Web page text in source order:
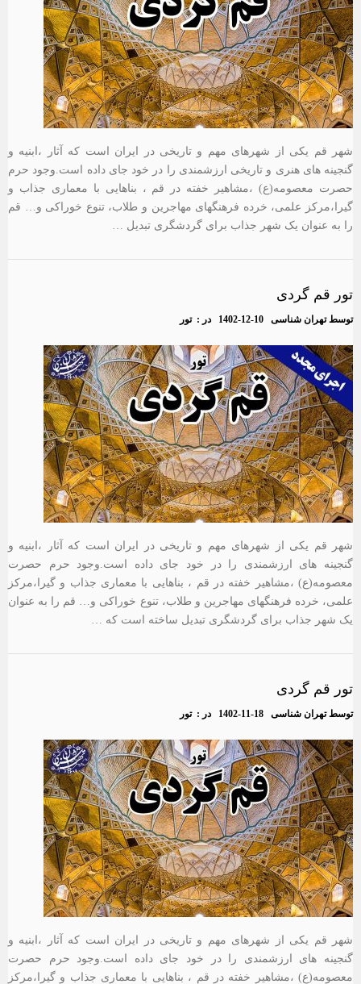
شهر قم یکی از شهرهای مهم و تاریخی در ایران است که آثار ،ابنیه و
گنجینه های هنری و تاریخی ارزشمندی را در خود جای داده است.وجود حرم
حصرت معصومه(ع) ،مشاهیر خفته در قم ، بناهایی با معماری جذاب و
گیرا،مرکز علمی، خرده فرهنگهای مهاجرین و طلاب، تنوع خوراکی و… قم
را به عنوان یک شهر جذاب برای گردشگری تبدیل …
تور قم گردی
توسطتهران شناسی 1402-12-10 در :تور
شهر قم یکی از شهرهای مهم و تاریخی در ایران است که آثار ،ابنیه و
گنجینه های ارزشمندی را در خود جای داده است.وجود حرم حصرت
معصومه(ع) ،مشاهیر خفته در قم ، بناهایی با معماری جذاب و گیرا،مرکز
علمی، خرده فرهنگهای مهاجرین و طلاب، تنوع خوراکی و… قم را به عنوان
یک شهر جذاب برای گردشگری تبدیل ساخته است که …
تور قم گردی
توسطتهران شناسی 1402-11-18 در :تور
شهر قم یکی از شهرهای مهم و تاریخی در ایران است که آثار ،ابنیه و
گنجینه های ارزشمندی را در خود جای داده است.وجود حرم حصرت
معصومه(ع) ،مشاهیر خفته در قم ، بناهایی با معماری جذاب و گیرا،مرکز